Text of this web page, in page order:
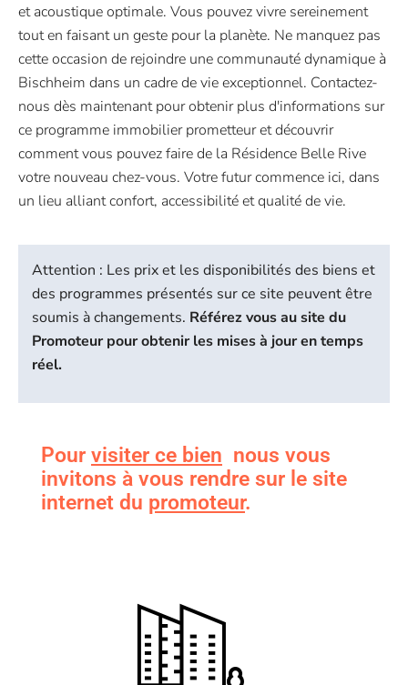
et acoustique optimale. Vous pouvez vivre sereinement
tout en faisant un geste pour la planète. Ne manquez pas
cette occasion de rejoindre une communauté dynamique à
Bischheim dans un cadre de vie exceptionnel. Contactez-
nous dès maintenant pour obtenir plus d'informations sur
ce programme immobilier prometteur et découvrir
comment vous pouvez faire de la Résidence Belle Rive
votre nouveau chez-vous. Votre futur commence ici, dans
un lieu alliant confort, accessibilité et qualité de vie.
Attention : Les prix et les disponibilités des biens et
des programmes présentés sur ce site peuvent être
soumis à changements. Référez vous au site du
Promoteur pour obtenir les mises à jour en temps
réel.
Pour visiter ce bien nous vous
invitons à vous rendre sur le site
internet du promoteur.